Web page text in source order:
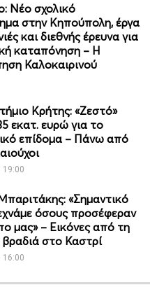
Νέο σχολικό
στην Κηπούπολη, έργα
και διεθνής έρευνα για
καταπόνηση – Η
Καλοκαιρινού
Κρήτης: «Ζεστό»
εκατ. ευρώ για το
επίδομα – Πάνω από
«Σημαντικό
όσους προσέφεραν
μας» – Εικόνες από τη
στο Καστρί